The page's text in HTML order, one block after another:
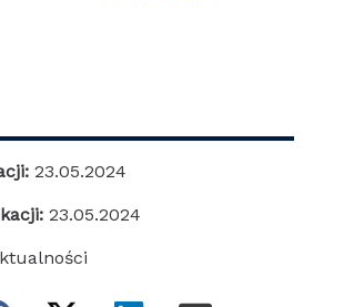
23.05.2024
23.05.2024